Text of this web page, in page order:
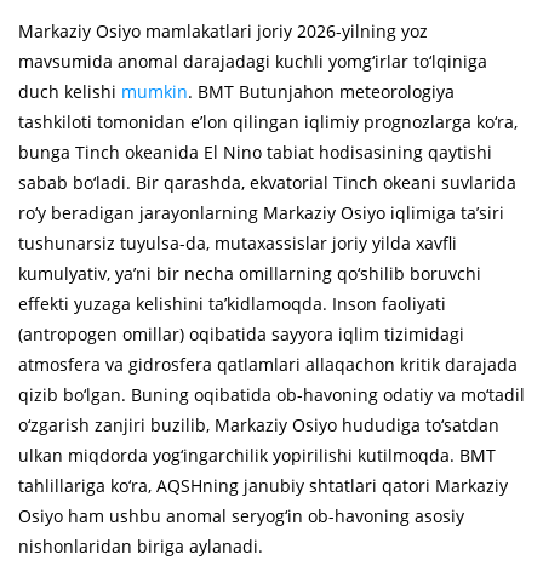
Markaziy Osiyo mamlakatlari joriy 2026-yilning yoz
mavsumida anomal darajadagi kuchli yomg‘irlar to‘lqiniga
duch kelishi mumkin. BMT Butunjahon meteorologiya
tashkiloti tomonidan e’lon qilingan iqlimiy prognozlarga ko‘ra,
bunga Tinch okeanida El Nino tabiat hodisasining qaytishi
sabab bo‘ladi. Bir qarashda, ekvatorial Tinch okeani suvlarida
ro‘y beradigan jarayonlarning Markaziy Osiyo iqlimiga ta’siri
tushunarsiz tuyulsa-da, mutaxassislar joriy yilda xavfli
kumulyativ, ya’ni bir necha omillarning qo‘shilib boruvchi
effekti yuzaga kelishini ta’kidlamoqda. Inson faoliyati
(antropogen omillar) oqibatida sayyora iqlim tizimidagi
atmosfera va gidrosfera qatlamlari allaqachon kritik darajada
qizib bo‘lgan. Buning oqibatida ob-havoning odatiy va mo‘tadil
o‘zgarish zanjiri buzilib, Markaziy Osiyo hududiga to‘satdan
ulkan miqdorda yog‘ingarchilik yopirilishi kutilmoqda. BMT
tahlillariga ko‘ra, AQSHning janubiy shtatlari qatori Markaziy
Osiyo ham ushbu anomal seryog‘in ob-havoning asosiy
nishonlaridan biriga aylanadi.